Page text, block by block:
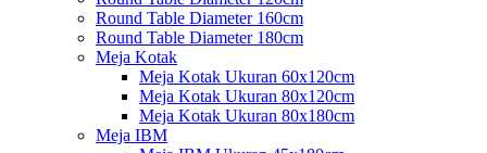
Round Table Diameter 160cm
Round Table Diameter 180cm
Meja Kotak
Meja Kotak Ukuran 60x120cm
Meja Kotak Ukuran 80x120cm
Meja Kotak Ukuran 80x180cm
Meja IBM